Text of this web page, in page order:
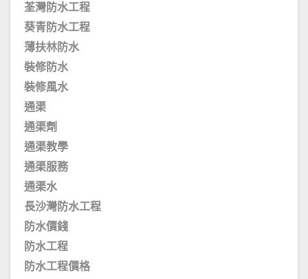
荃灣防水工程
葵青防水工程
薄扶林防水
裝修防水
裝修風水
通渠
通渠劑
通渠教學
通渠服務
通渠水
長沙灣防水工程
防水價錢
防水工程
防水工程價格